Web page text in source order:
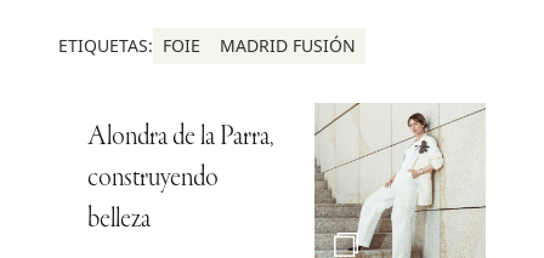
ETIQUETAS: FOIE MADRID FUSIÓN
Alondra de la Parra,
construyendo
belleza